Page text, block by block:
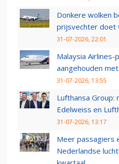
Donkere wolken
prijsvechter doet
31-07-2026, 22:01
Malaysia Airlines-
aangehouden
31-07-2026, 13:55
Lufthansa Group:
Edelweiss en
31-07-2026, 13:17
Meer passagiers
Nederlandse